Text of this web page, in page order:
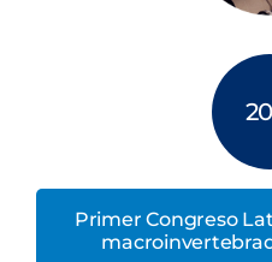
Primer Congreso